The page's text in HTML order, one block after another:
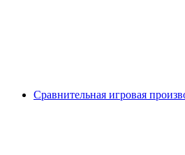
Сравнительная игровая